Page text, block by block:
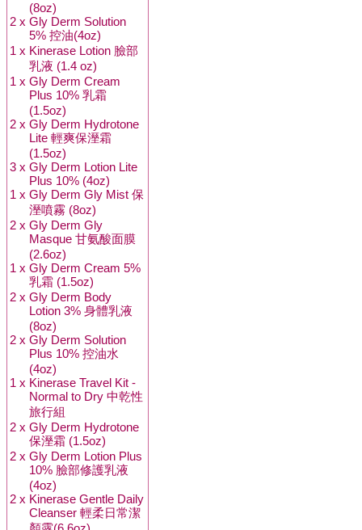
(8oz)
2 x Gly Derm Solution
5% 控油(4oz)
1 x Kinerase Lotion 臉部
乳液 (1.4 oz)
1 x Gly Derm Cream
Plus 10% 乳霜
(1.5oz)
2 x Gly Derm Hydrotone
Lite 輕爽保溼霜
(1.5oz)
3 x Gly Derm Lotion Lite
Plus 10% (4oz)
1 x Gly Derm Gly Mist 保
溼噴霧 (8oz)
2 x Gly Derm Gly
Masque 甘氨酸面膜
(2.6oz)
1 x Gly Derm Cream 5%
乳霜 (1.5oz)
2 x Gly Derm Body
Lotion 3% 身體乳液
(8oz)
2 x Gly Derm Solution
Plus 10% 控油水
(4oz)
1 x Kinerase Travel Kit -
Normal to Dry 中乾性
旅行組
2 x Gly Derm Hydrotone
保溼霜 (1.5oz)
2 x Gly Derm Lotion Plus
10% 臉部修護乳液
(4oz)
2 x Kinerase Gentle Daily
Cleanser 輕柔日常潔